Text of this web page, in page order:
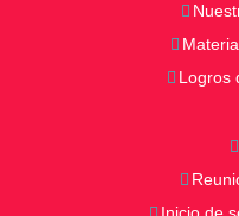
Logros